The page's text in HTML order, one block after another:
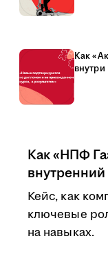
Как
Как «НПФ
Кейс, как
ключевые
на навыках.